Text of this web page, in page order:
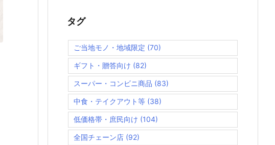
タグ
ご当地モノ・地域限定 (70)
ギフト・贈答向け (82)
スーパー・コンビニ商品 (83)
中食・テイクアウト等 (38)
低価格帯・庶民向け (104)
全国チェーン店 (92)